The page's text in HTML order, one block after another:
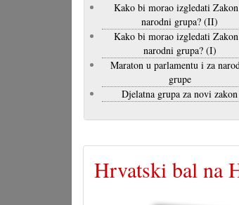
Kako bi morao izgledati
narodni grupa? (II)
Kako bi morao izgledati
narodni grupa? (I)
Maraton u parlamentu i za
grupe
Djelatna grupa za novi zakon
Hrvatski bal na